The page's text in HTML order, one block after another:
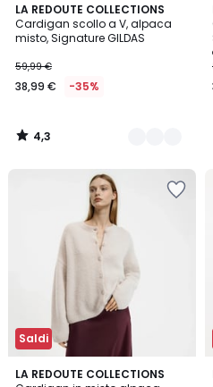
LA REDOUTE COLLECTIONS
Cardigan scollo a V, alpaca
misto, Signature GILDAS
59,99 €
38,99 € -35%
4,3
/ 5
4
Colori
4,3
/
Saldi
LA REDOUTE COLLECTIONS
4
3